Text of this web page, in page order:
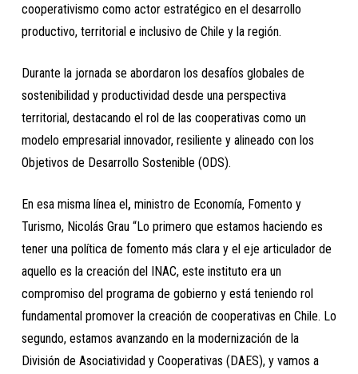
cooperativismo como actor estratégico en el desarrollo
productivo, territorial e inclusivo de Chile y la región.
Durante la jornada se abordaron los desafíos globales de
sostenibilidad y productividad desde una perspectiva
territorial, destacando el rol de las cooperativas como un
modelo empresarial innovador, resiliente y alineado con los
Objetivos de Desarrollo Sostenible (ODS).
En esa misma línea el, ministro de Economía, Fomento y
Turismo, Nicolás Grau “Lo primero que estamos haciendo es
tener una política de fomento más clara y el eje articulador de
aquello es la creación del INAC, este instituto era un
compromiso del programa de gobierno y está teniendo rol
fundamental promover la creación de cooperativas en Chile. Lo
segundo, estamos avanzando en la modernización de la
División de Asociatividad y Cooperativas (DAES), y vamos a